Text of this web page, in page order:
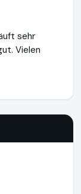
sehr
Vielen